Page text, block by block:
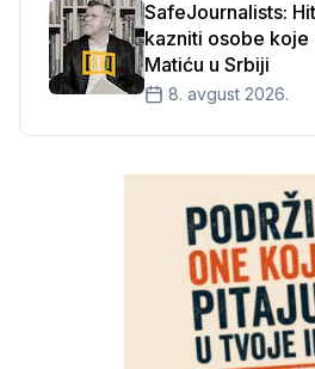
SafeJournalists:
kazniti osobe koje
Matiću u Srbiji
8. avgust 2026.